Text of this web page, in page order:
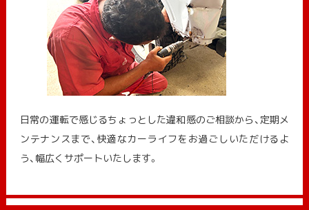
日常の運転で感じるちょっとした違和感のご相談から、定期メ
ンテナンスまで、快適なカーライフをお過ごしいただけるよ
う、幅広くサポートいたします。